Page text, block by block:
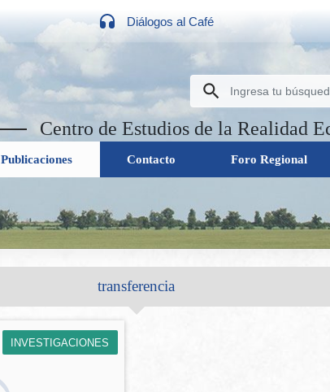
Diálogos al Café
Centro de Estudios de la Realidad
Publicaciones Contacto Foro Regional
transferencia
INVESTIGACIONES